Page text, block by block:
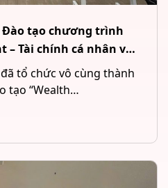
Đào tạo chương trình
– Tài chính cá nhân và
cho Công ty CP Chứng
Nội
tổ chức vô cùng thành
tạo “Wealth